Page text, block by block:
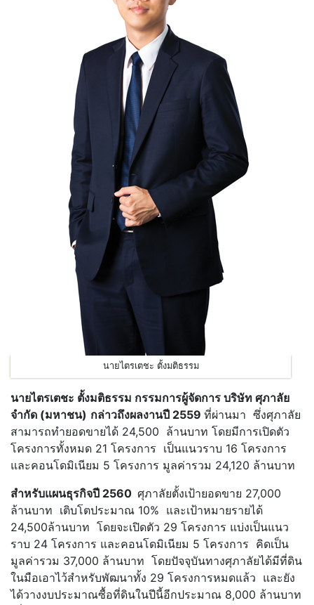
นายไตรเตชะ ตั้งมติธรรม
นายไตรเตชะ ตั้งมติธรรม กรรมการผู้จัดการ บริษัท ศุภาลัย
จำกัด (มหาชน) กล่าวถึงผลงานปี 2559 ที่ผ่านมา ซึ่งศุภาลัย
สามารถทำยอดขายได้ 24,500 ล้านบาท โดยมีการเปิดตัว
โครงการทั้งหมด 21 โครงการ เป็นแนวราบ 16 โครงการ
และคอนโดมิเนียม 5 โครงการ มูลค่ารวม 24,120 ล้านบาท
สำหรับแผนธุรกิจปี 2560 ศุภาลัยตั้งเป้ายอดขาย 27,000
ล้านบาท เติบโตประมาณ 10% และเป้าหมายรายได้
24,500ล้านบาท โดยจะเปิดตัว 29 โครงการ แบ่งเป็นแนว
ราบ 24 โครงการ และคอนโดมิเนียม 5 โครงการ คิดเป็น
มูลค่ารวม 37,000 ล้านบาท โดยปัจจุบันทางศุภาลัยได้มีที่ดิน
ในมือเอาไว้สำหรับพัฒนาทั้ง 29 โครงการหมดแล้ว และยัง
ได้วางงบประมาณซื้อที่ดินในปีนี้อีกประมาณ 8,000 ล้านบาท